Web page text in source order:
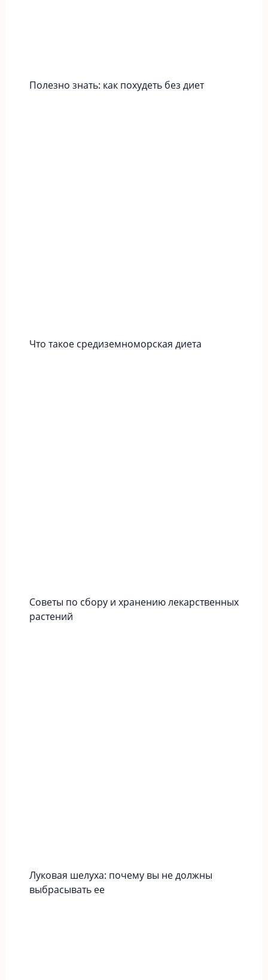
Полезно знать: как похудеть без диет
Что такое средиземноморская диета
Советы по сбору и хранению лекарственных
растений
Луковая шелуха: почему вы не должны
выбрасывать ее